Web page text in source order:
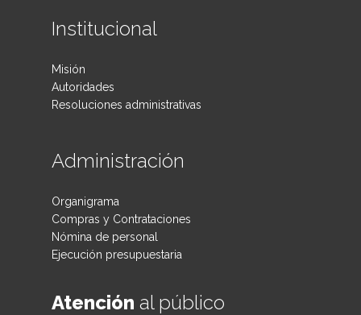
Institucional
Misión
Autoridades
Resoluciones administrativas
Administración
Organigrama
Compras y Contrataciones
Nómina de personal
Ejecución presupuestaria
Atención al público